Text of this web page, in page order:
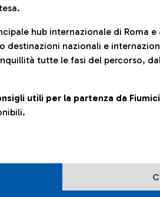
hub internazionale di Roma
destinazioni nazionali e
tutte le fasi del percorso,
utili per la partenza da